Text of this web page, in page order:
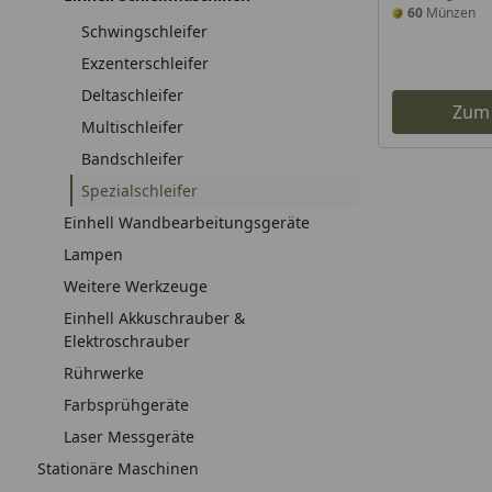
Schwingschleifer
Exzenterschleifer
Deltaschleifer
Multischleifer
Bandschleifer
Spezialschleifer
Einhell Wandbearbeitungsgeräte
Lampen
Weitere Werkzeuge
Einhell Akkuschrauber &
Elektroschrauber
Rührwerke
Farbsprühgeräte
Laser Messgeräte
Stationäre Maschinen
60 Münzen